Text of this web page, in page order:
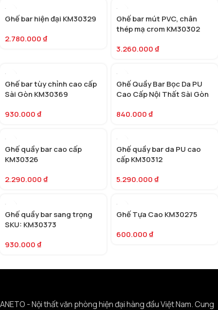
Ghế bar hiện đại KM30329
2.780.000₫
Ghế bar mút PVC, chân
thép mạ crom KM30302
3.260.000₫
Ghế bar tùy chỉnh cao cấp
Sài Gòn KM30369
930.000₫
Ghế Quầy Bar Bọc Da PU
Cao Cấp Nội Thất Sài Gòn
840.000₫
Ghế quầy bar cao cấp
KM30326
2.290.000₫
Ghế quầy bar da PU cao
cấp KM30312
5.290.000₫
Ghế quầy bar sang trọng
SKU: KM30373
930.000₫
Ghế Tựa Cao KM30275
600.000₫
ANETO - Nội thất văn phòng hiện đại hàng đầu Việt Nam. Cung